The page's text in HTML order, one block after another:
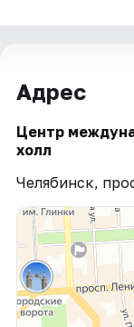
Адрес
Центр
холл
Челябинск,